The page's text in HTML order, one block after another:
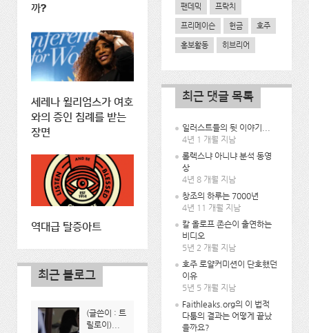
까?
세레나 윌리엄스가 여호
와의 증인 침례를 받는
장면
역대급 탈증아트
팬데믹 프락치
프리메이슨 헌금 호주
홍보활동 히브리어
최근 댓글 목록
일러스트들의 뒷 이야기...
4년 1 개월 지남
롤렉스냐 아니냐 분석 동영
상
4년 8 개월 지남
창조의 하루는 7000년
4년 11 개월 지남
칼 올로프 존슨이 출연하는
비디오
5년 2 개월 지남
호주 로얄커미션이 단호했던
이유
5년 5 개월 지남
Faithleaks.org의 이 법적
다툼의 결과는 어떻게 끝났
을까요?
최근 블로그
(글쓴이 : 트
릴로이)...